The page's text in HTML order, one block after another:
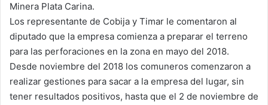
Minera Plata Carina.
Los representante de Cobija y Timar le comentaron al
diputado que la empresa comienza a preparar el terreno
para las perforaciones en la zona en mayo del 2018.
Desde noviembre del 2018 los comuneros comenzaron a
realizar gestiones para sacar a la empresa del lugar, sin
tener resultados positivos, hasta que el 2 de noviembre de